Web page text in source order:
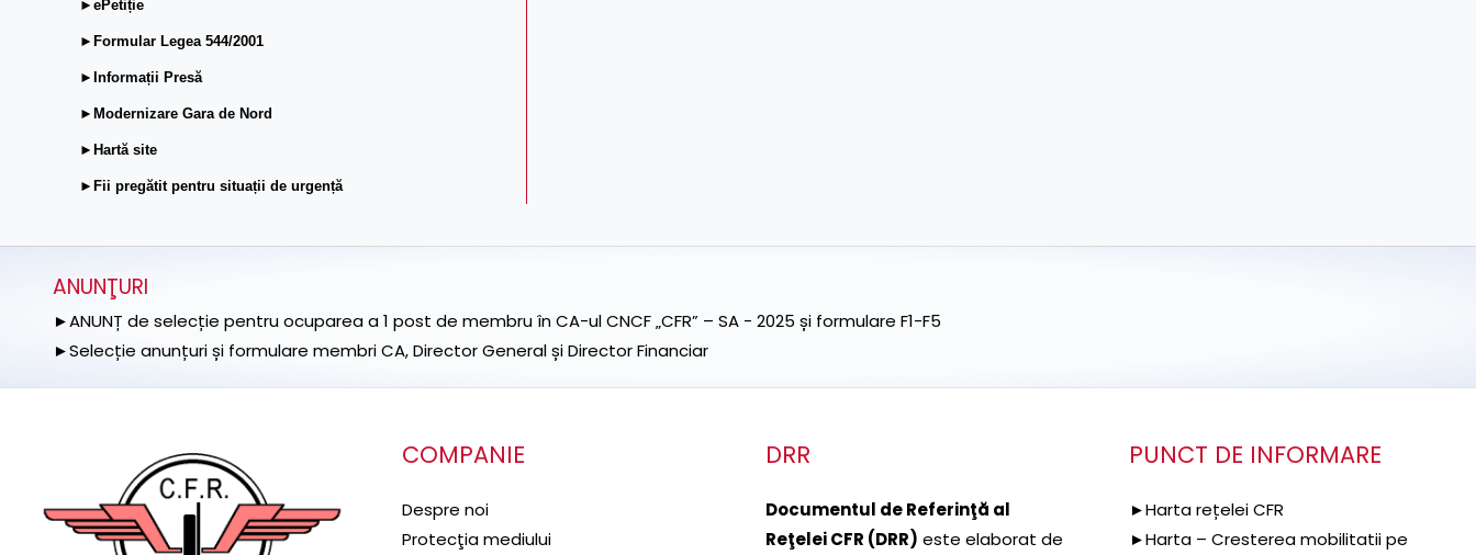
►ePetiție
►Formular Legea 544/2001
►Informații Presă
►Modernizare Gara de Nord
►Hartă site
►Fii pregătit pentru situații de urgență
ANUNŢURI
►ANUNȚ de selecție pentru ocuparea a 1 post de membru în CA-ul CNCF „CFR” – SA - 2025 și formulare F1-F5
►Selecție anunțuri și formulare membri CA, Director General și Director Financiar
COMPANIE
Despre noi
Protecţia mediului
DRR
Documentul de Referinţă al
Reţelei CFR (DRR) este elaborat de
PUNCT DE INFORMARE
►Harta rețelei CFR
►Harta – Cresterea mobilitatii pe